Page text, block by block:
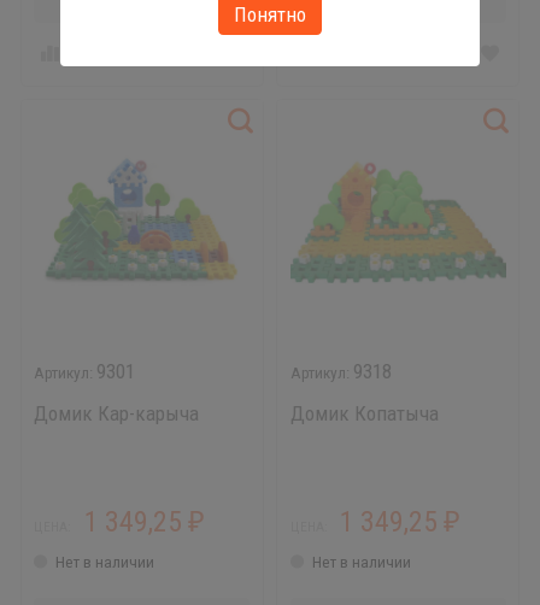
9301
Домик Кар-карыча
1 349,25 ₽
Нет в наличии
9318
Домик Копатыча
1 349,25₽
Нет в наличии
Понятно